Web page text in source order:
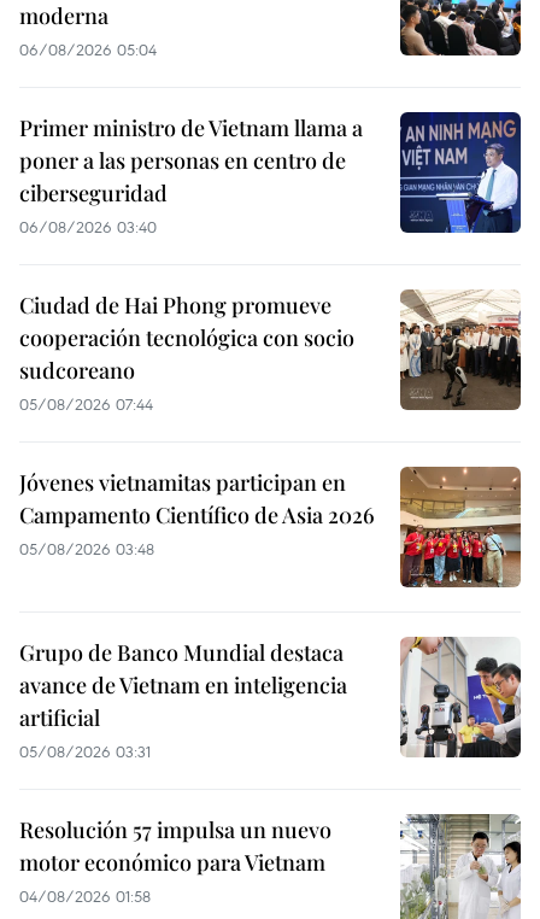
moderna
06/08/2026 05:04
Primer ministro de Vietnam llama a
poner a las personas en centro de
ciberseguridad
06/08/2026 03:40
Ciudad de Hai Phong promueve
cooperación tecnológica con socio
sudcoreano
05/08/2026 07:44
Jóvenes vietnamitas participan en
Campamento Científico de Asia 2026
05/08/2026 03:48
Grupo de Banco Mundial destaca
avance de Vietnam en inteligencia
artificial
05/08/2026 03:31
Resolución 57 impulsa un nuevo
motor económico para Vietnam
04/08/2026 01:58